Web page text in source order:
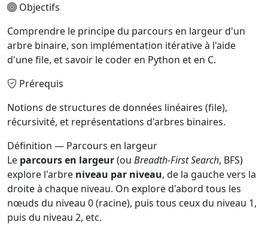
Objectifs
Comprendre le principe du parcours en largeur d'un
arbre binaire, son implémentation itérative à l'aide
d'une file, et savoir le coder en Python et en C.
Prérequis
Notions de structures de données linéaires (file),
récursivité, et représentations d'arbres binaires.
Définition — Parcours en largeur
Le parcours en largeur(ou Breadth-First Search, BFS)
explore l'arbre niveau par niveau, de la gauche vers la
droite à chaque niveau. On explore d'abord tous les
nœuds du niveau 0 (racine), puis tous ceux du niveau 1,
puis du niveau 2, etc.